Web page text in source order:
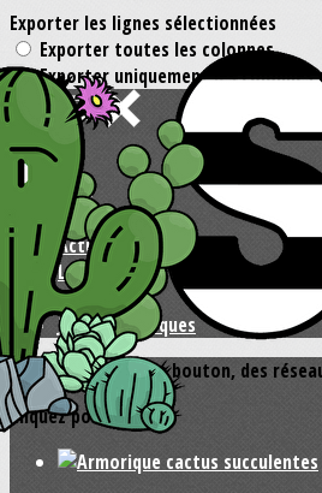
Exporter les lignes sélectionnées
Exporter toutes les colonnes
Exporter uniquement les colonnes
Menu
<
Actualités
Actu-Photos
Le blog
Nos articles
Jardins exotiques
Ajoutez un logo, un bouton, des
Cliquez pour éditer